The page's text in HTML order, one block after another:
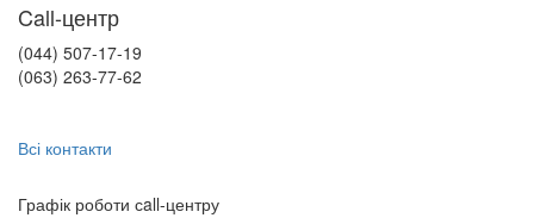
Call-центр
(044) 507-17-19
(063) 263-77-62
Всі контакти
Графік роботи сall-центру